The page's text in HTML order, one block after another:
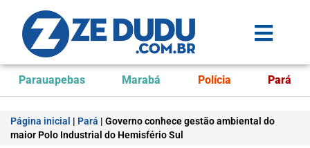
Parauapebas Marabá Polícia Pará
Página inicial | Pará | Governo conhece gestão ambiental do
maior Polo Industrial do Hemisfério Sul